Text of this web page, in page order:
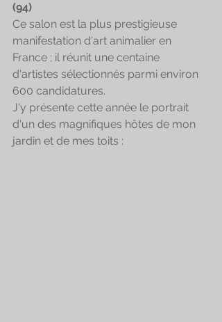
(94)
Ce salon est la plus prestigieuse
manifestation d'art animalier en
France ; il réunit une centaine
d'artistes sélectionnés parmi environ
600 candidatures.
J'y présente cette année le portrait
d'un des magnifiques hôtes de mon
jardin et de mes toits :